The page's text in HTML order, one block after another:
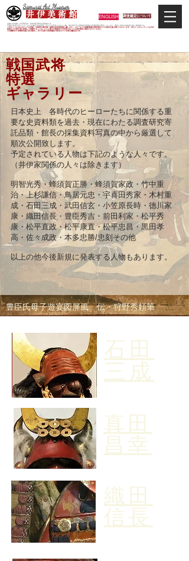
Samurai Art Museum
井 伊 美 術 館 ENGLISH 調査鑑定について
当館は日本唯一の甲冑武具・史料考証専門の美術館です。
平成29年度大河ドラマ「おんな城主 井伊直虎」の主人公直虎とされた人物、徳川四天王の筆頭井伊直政の直系後裔が運営しています。歴史と武具の本格派が集う美術館です。
＊当サイトにおけるすべての写真・文章等の著作権・版権は井伊美術館に属します。コピーなどの無断複製は著作権法上での例外を除き禁じられています。本サイトのコンテンツを代行
業者などの第三者に依頼して複製することは、たとえ個人や家庭内での利用であっても著作権法上認められていません。
※当館展示の刀剣類等は銃刀法に遵法し、​全て正真の刀剣登録証が添付されている事を確認済みです。
戦国武将
特選
ギャラリー
日本史上 各時代のヒーローたちに関係する重
要な史資料類を過去・現在にわたる調査研究寄
託品類・館長の採集資料写真の中から厳選して
順次公開致します。
予定されている人物は下記のような人々です。
（井伊家関係の人々は除きます）
明智光秀・蜂須賀正勝・蜂須賀家政・竹中重
治・上杉謙信・鳥居元忠・宇喜田秀家・木村重
成・石田三成・武田信玄・小笠原長時・徳川家
康・織田信長・豊臣秀吉・前田利家・松平秀
康・松平直政・松平康直・松平忠昌・黒田孝
高・佐々成政・本多忠勝/忠刻その他
以上の他今後新規に発表する人物もあります。
豊臣氏母子遊宴図屏風 伝・狩野秀頼筆
石田
三成
真田
​昌幸
織田
​信長